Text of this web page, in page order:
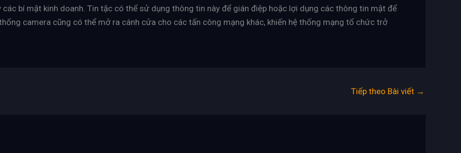
bí mật kinh doanh. Tin tặc có thể sử dụng thông tin này để gián điệp hoặc lợi dụng các thông tin mật để
camera cũng có thể mở ra cánh cửa cho các tấn công mạng khác, khiến hệ thống mạng tổ chức trở
Tiếp theo Bài viết →